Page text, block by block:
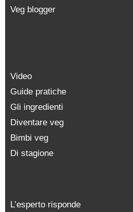
Veg blogger
Video
Guide pratiche
Gli ingredienti
Diventare veg
Bimbi veg
Di stagione
L’esperto risponde